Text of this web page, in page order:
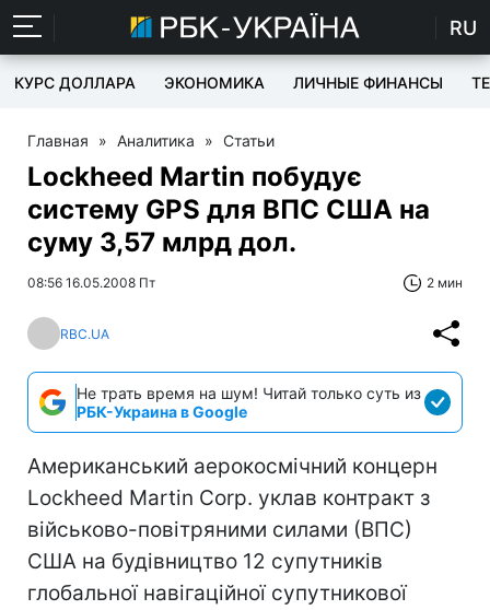
RU
КУРС ДОЛЛАРА ЭКОНОМИКА ЛИЧНЫЕ ФИНАНСЫ
Главная » Аналитика » Статьи
Lockheed Martin побудує
систему GPS для ВПС США на
суму 3,57 млрд дол.
08:56 16.05.2008 Пт 2 мин
RBC.UA
Не трать время на шум! Читай только суть из
РБК-Украина в Google
Американський аерокосмічний концерн
Lockheed Martin Corp. уклав контракт з
військово-повітряними силами (ВПС)
США на будівництво 12 супутників
глобальної навігаційної супутникової